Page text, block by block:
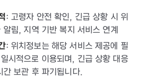
: 고령자 안전 확인, 긴급 상황 시 위
림, 지역 기반 복지 서비스 연계
: 위치정보는 해당 서비스 제공에 필
시적으로 이용되며, 긴급 상황 대응
보관 후 파기됩니다.